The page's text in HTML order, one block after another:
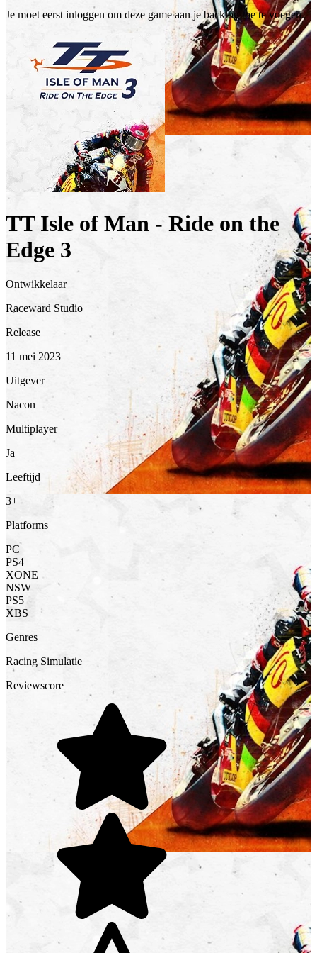
Je moet eerst inloggen om deze game aan je backlog toe te voegen.
TT Isle of Man - Ride on the
Edge 3
Ontwikkelaar
Raceward Studio
Release
11 mei 2023
Uitgever
Nacon
Multiplayer
Ja
Leeftijd
3+
Platforms
PC
PS4
XONE
NSW
PS5
XBS
Genres
Racing Simulatie
Reviewscore